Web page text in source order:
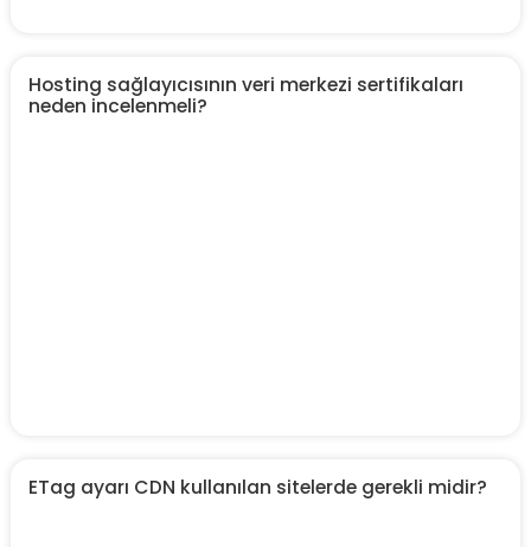
Hosting sağlayıcısının veri merkezi sertifikaları
neden incelenmeli?
ETag ayarı CDN kullanılan sitelerde gerekli midir?